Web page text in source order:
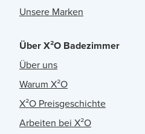
Unsere Marken
Über X²O Badezimmer
Über uns
Warum X²O
X²O Preisgeschichte
Arbeiten bei X²O